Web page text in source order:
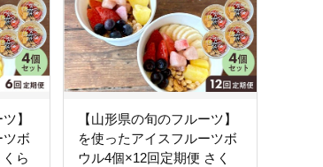
】
ツボ
ら
【山形県の旬のフルーツ】
を使ったアイスフルーツボ
ウル4個×12回定期便 さく